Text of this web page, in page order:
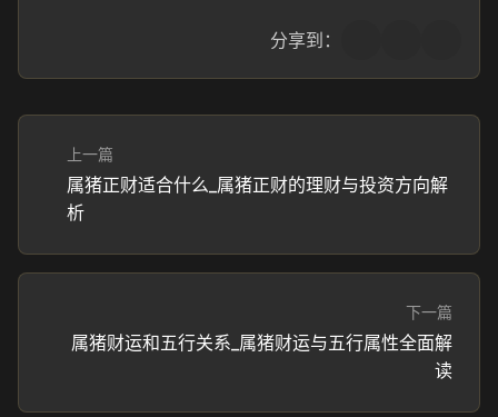
分享到：
上一篇
属猪正财适合什么_属猪正财的理财与投资方向解
析
下一篇
属猪财运和五行关系_属猪财运与五行属性全面解
读